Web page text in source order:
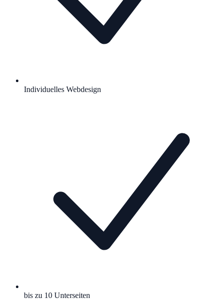
Individuelles Webdesign
bis zu 10 Unterseiten